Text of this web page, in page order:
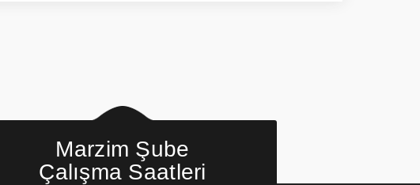
Marzim Şube
Çalışma Saatleri